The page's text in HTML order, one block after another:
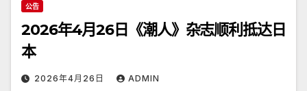
公告
2026年4月26日《潮人》杂志顺利抵达日
本
2026年4月26日 ADMIN